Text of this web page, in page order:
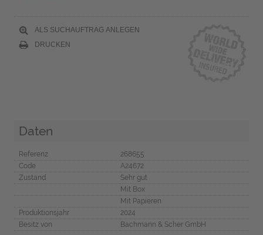
ALS SUCHAUFTRAG ANLEGEN
DRUCKEN
Daten
Referenz
268655
Code
A24672
Zustand
Sehr gut
Mit Box
Mit Papieren
Produktionsjahr
2024
Besitz von
Bachmann & Scher GmbH